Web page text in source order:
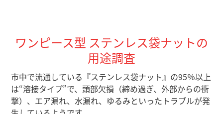
ワンピース型 ステンレス袋ナットの
用途調査
市中で流通している『ステンレス袋ナット』の95％以上
は“溶接タイプ”で、頭部欠損（締め過ぎ、外部からの衝
撃）、エア漏れ、水漏れ、ゆるみといったトラブルが発